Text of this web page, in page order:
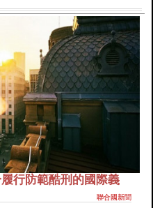
行防範酷刑的國際義
聯合國新聞